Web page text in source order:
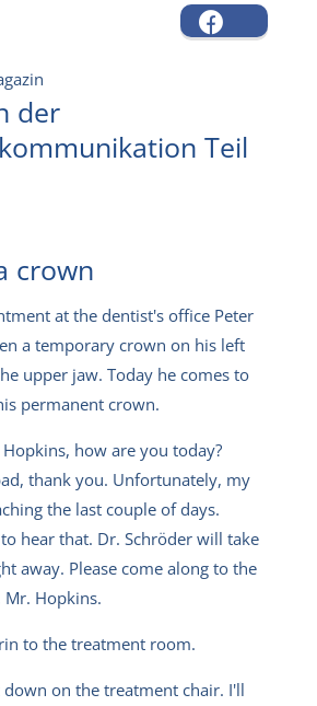
der
Teil
crown
at the dentist's office Peter
a temporary crown on his left
upper jaw. Today he comes to
permanent crown.
how are you today?
thank you. Unfortunately, my
the last couple of days.
hear that. Dr. Schröder will take
away. Please come along to the
Hopkins.
to the treatment room.
down on the treatment chair. I'll